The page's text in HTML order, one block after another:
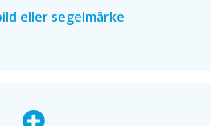
eller segelmärke